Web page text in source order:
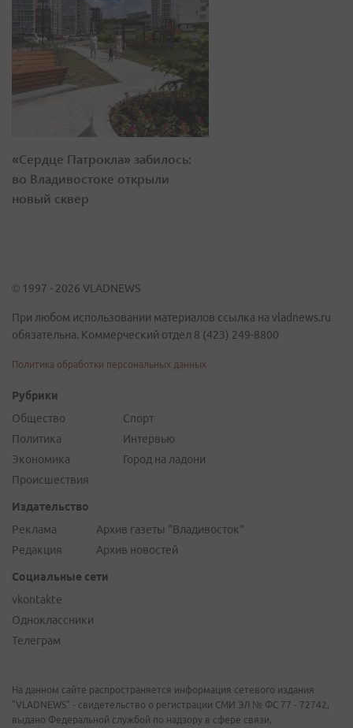
«Сердце Патрокла» забилось:
во Владивостоке открыли
новый сквер
© 1997 - 2026 VLADNEWS
При любом использовании материалов ссылка на vladnews.ru
обязательна. Коммерческий отдел 8 (423) 249-8800
Политика обработки персональных данных
Рубрики
Общество
Политика
Экономика
Происшествия
Спорт
Интервью
Город на ладони
Издательство
Реклама
Редакция
Архив газеты "Владивосток"
Архив новостей
Социальные сети
vkontakte
Одноклассники
Телеграм
На данном сайте распространяется информация сетевого издания
"VLADNEWS" - свидетельство о регистрации СМИ ЭЛ № ФС 77 - 72742,
выдано Федеральной службой по надзору в сфере связи,